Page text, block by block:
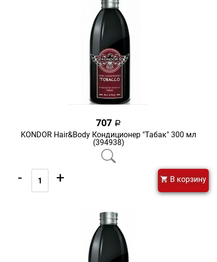
707 a
KONDOR Hair&Body Кондиционер "Табак" 300 мл
(394938)
- + В корзину